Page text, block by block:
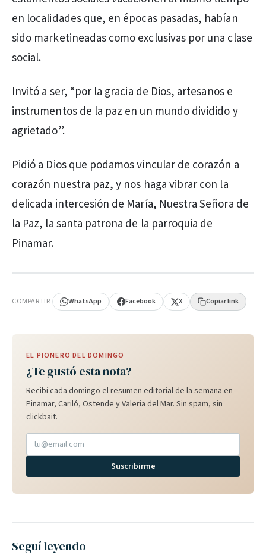
en localidades que, en épocas pasadas, habían
sido marketineadas como exclusivas por una clase
social.
Invitó a ser, “por la gracia de Dios, artesanos e
instrumentos de la paz en un mundo dividido y
agrietado”.
Pidió a Dios que podamos vincular de corazón a
corazón nuestra paz, y nos haga vibrar con la
delicada intercesión de María, Nuestra Señora de
la Paz, la santa patrona de la parroquia de
Pinamar.
COMPARTIR WhatsApp Facebook X Copiar link
EL PIONERO DEL DOMINGO
¿Te gustó esta nota?
Recibí cada domingo el resumen editorial de la semana en
Pinamar, Cariló, Ostende y Valeria del Mar. Sin spam, sin
clickbait.
Suscribirme
Seguí leyendo